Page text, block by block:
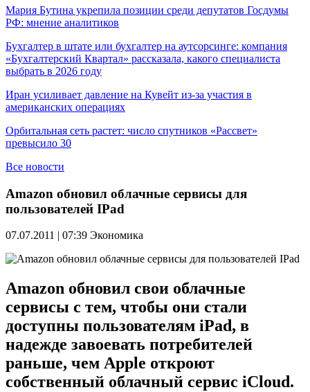
Мария Бутина укрепила позиции среди депутатов Госдумы
РФ: мнение аналитиков
Бухгалтер в штате или бухгалтер на аутсорсинге: компания
«Бухгалтерский Квартал» рассказала, какого специалиста
выбрать в 2026 году
Иран усиливает давление на Кувейт из-за участия в
американских операциях
Орбитальная сеть растет: число спутников «Рассвет»
превысило 30
Все новости
Amazon обновил облачные сервисы для
пользователей IPad
07.07.2011 | 07:39 Экономика
Amazon обновил свои облачные
сервисы с тем, чтобы они стали
доступны пользователям iPad, в
надежде завоевать потребителей
раньше, чем Apple откроют
собственный облачный сервис iCloud.